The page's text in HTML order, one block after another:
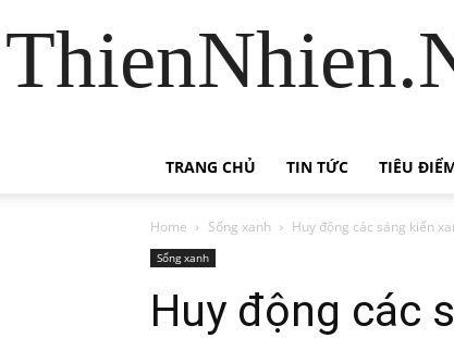
TRANG CHỦ TIN TỨC TIÊU
Home Sống xanh Huy động các sáng kiến
Sống xanh
Huy động các